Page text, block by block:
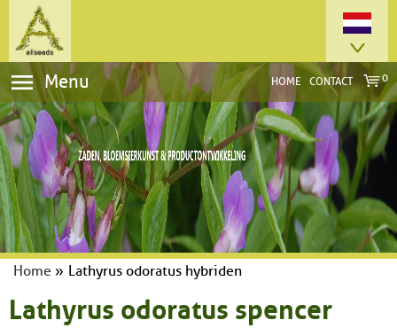
0
HOME CONTACT
Menu
Home » Lathyrus odoratus hybriden
Lathyrus odoratus spencer